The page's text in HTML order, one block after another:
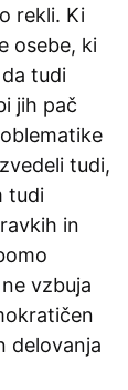
rekli. Ki
osebe, ki
tudi
jih pač
tudi,
tudi
in
vzbuja
delovanja